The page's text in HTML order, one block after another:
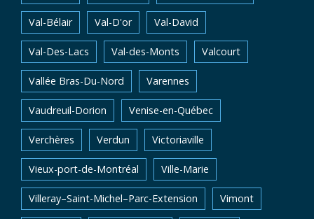
Val-Bélair Val-D'or Val-David
Val-Des-Lacs Val-des-Monts Valcourt
Vallée Bras-Du-Nord Varennes
Vaudreuil-Dorion Venise-en-Québec
Verchères Verdun Victoriaville
Vieux-port-de-Montréal Ville-Marie
Villeray–Saint-Michel–Parc-Extension Vimont